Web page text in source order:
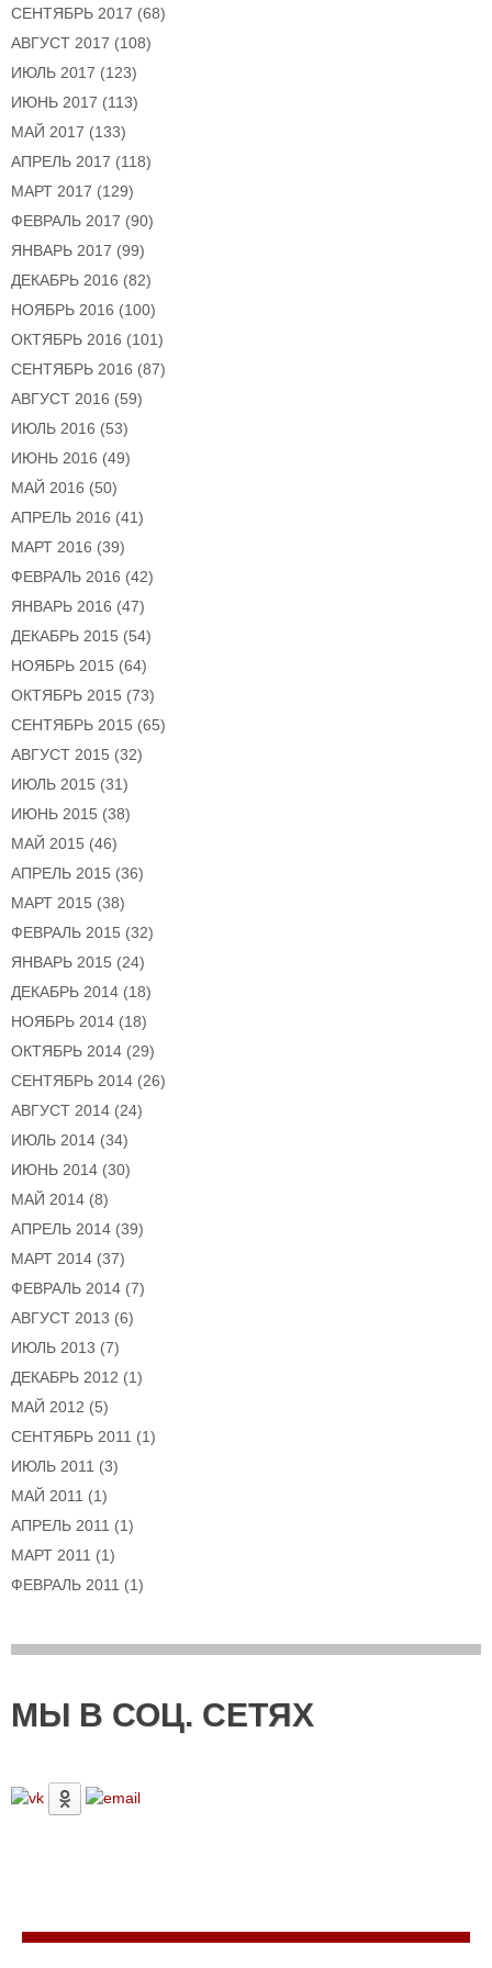
СЕНТЯБРЬ 2017 (68)
АВГУСТ 2017 (108)
ИЮЛЬ 2017 (123)
ИЮНЬ 2017 (113)
МАЙ 2017 (133)
АПРЕЛЬ 2017 (118)
МАРТ 2017 (129)
ФЕВРАЛЬ 2017 (90)
ЯНВАРЬ 2017 (99)
ДЕКАБРЬ 2016 (82)
НОЯБРЬ 2016 (100)
ОКТЯБРЬ 2016 (101)
СЕНТЯБРЬ 2016 (87)
АВГУСТ 2016 (59)
ИЮЛЬ 2016 (53)
ИЮНЬ 2016 (49)
МАЙ 2016 (50)
АПРЕЛЬ 2016 (41)
МАРТ 2016 (39)
ФЕВРАЛЬ 2016 (42)
ЯНВАРЬ 2016 (47)
ДЕКАБРЬ 2015 (54)
НОЯБРЬ 2015 (64)
ОКТЯБРЬ 2015 (73)
СЕНТЯБРЬ 2015 (65)
АВГУСТ 2015 (32)
ИЮЛЬ 2015 (31)
ИЮНЬ 2015 (38)
МАЙ 2015 (46)
АПРЕЛЬ 2015 (36)
МАРТ 2015 (38)
ФЕВРАЛЬ 2015 (32)
ЯНВАРЬ 2015 (24)
ДЕКАБРЬ 2014 (18)
НОЯБРЬ 2014 (18)
ОКТЯБРЬ 2014 (29)
СЕНТЯБРЬ 2014 (26)
АВГУСТ 2014 (24)
ИЮЛЬ 2014 (34)
ИЮНЬ 2014 (30)
МАЙ 2014 (8)
АПРЕЛЬ 2014 (39)
МАРТ 2014 (37)
ФЕВРАЛЬ 2014 (7)
АВГУСТ 2013 (6)
ИЮЛЬ 2013 (7)
ДЕКАБРЬ 2012 (1)
МАЙ 2012 (5)
СЕНТЯБРЬ 2011 (1)
ИЮЛЬ 2011 (3)
МАЙ 2011 (1)
АПРЕЛЬ 2011 (1)
МАРТ 2011 (1)
ФЕВРАЛЬ 2011 (1)
МЫ В СОЦ. СЕТЯХ